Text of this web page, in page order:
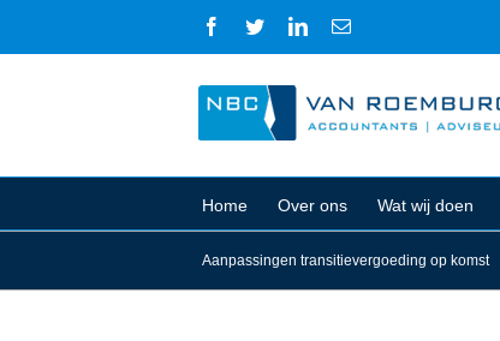
Facebook
TwitterLinkedIn
E-
Home Over ons Wat wij doen
Aanpassingen transitievergoeding op komst